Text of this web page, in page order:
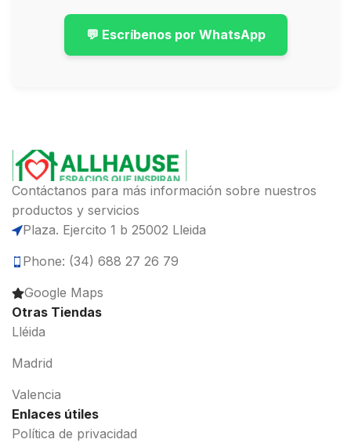
💬 Escríbenos por WhatsApp
Contáctanos para más información sobre nuestros
productos y servicios
Plaza. Ejercito 1 b 25002 Lleida
Phone: (34) 688 27 26 79
Google Maps
Otras Tiendas
Lléida
Madrid
Valencia
Enlaces útiles
Política de privacidad